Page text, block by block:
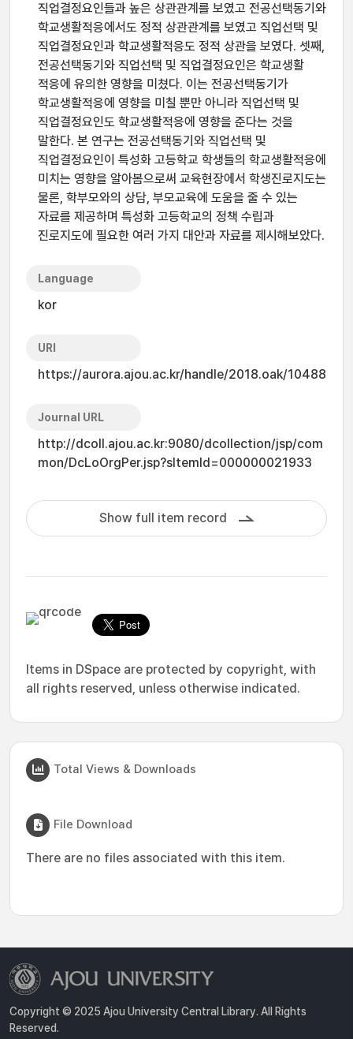
직업결정요인들과 높은 상관관계를 보였고 전공선택동기와
학교생활적응에서도 정적 상관관계를 보였고 직업선택 및
직업결정요인과 학교생활적응도 정적 상관을 보였다. 셋째,
전공선택동기와 직업선택 및 직업결정요인은 학교생활
적응에 유의한 영향을 미쳤다. 이는 전공선택동기가
학교생활적응에 영향을 미칠 뿐만 아니라 직업선택 및
직업결정요인도 학교생활적응에 영향을 준다는 것을
말한다. 본 연구는 전공선택동기와 직업선택 및
직업결정요인이 특성화 고등학교 학생들의 학교생활적응에
미치는 영향을 알아봄으로써 교육현장에서 학생진로지도는
물론, 학부모와의 상담, 부모교육에 도움을 줄 수 있는
자료를 제공하며 특성화 고등학교의 정책 수립과
진로지도에 필요한 여러 가지 대안과 자료를 제시해보았다.
Language
kor
URI
https://aurora.ajou.ac.kr/handle/2018.oak/10488
Journal URL
http://dcoll.ajou.ac.kr:9080/dcollection/jsp/com
mon/DcLoOrgPer.jsp?sItemId=000000021933
Show full item record
Items in DSpace are protected by copyright, with
all rights reserved, unless otherwise indicated.
Total Views & Downloads
File Download
There are no files associated with this item.
Copyright © 2025 Ajou University Central Library. All Rights
Reserved.